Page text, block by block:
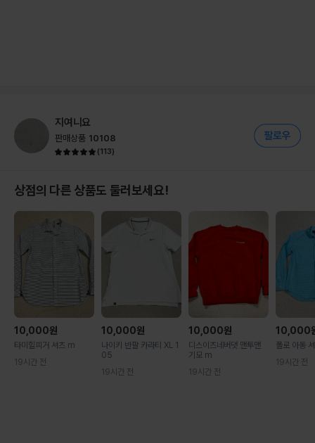
지여니요
판매상품 10108
(113)
상점의 다른 상품도 둘러보세요!
10,000원
타미힐피거 셔츠 m
19시간 전
10,000원
나이키 반팔 카라티 XL 1
05
19시간 전
10,000원
디스이즈네버댓 맨투맨
기모 m
19시간 전
10,000
폴로 아동
19시간 전